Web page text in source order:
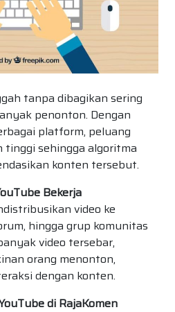
tanpa dibagikan sering
penonton. Dengan
platform, peluang
sehingga algoritma
konten tersebut.
Bekerja
video ke
hingga grup komunitas
video tersebar,
orang menonton,
dengan konten.
di RajaKomen